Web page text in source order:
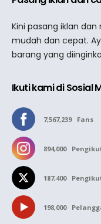
Kini pasang iklan
mudah dan cepat.
barang yang
Ikuti kami di Sosial
7,567,239 Fans
894,000
187,400
198,000